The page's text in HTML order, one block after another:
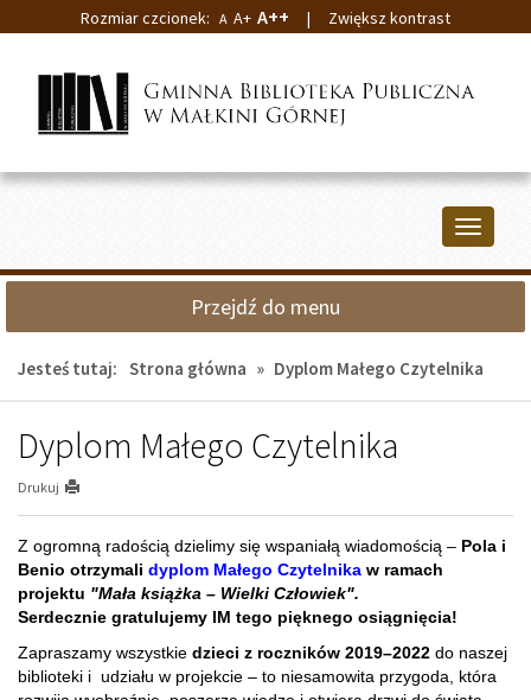
wyszukiwarki
Rozmiar czcionek: A A+ A++ | Zwiększ kontrast
Przełącz
Przejdź do menu
Jesteś tutaj: Strona główna » Dyplom Małego Czytelnika
Dyplom Małego Czytelnika
Drukuj
Z ogromną radością dzielimy się wspaniałą wiadomością – Pola i
Benio otrzymali dyplom Małego Czytelnika w ramach
projektu "Mała książka – Wielki Człowiek".
Serdecznie gratulujemy IM tego pięknego osiągnięcia!
Zapraszamy wszystkie dzieci z roczników 2019–2022 do naszej
biblioteki i udziału w projekcie – to niesamowita przygoda, która